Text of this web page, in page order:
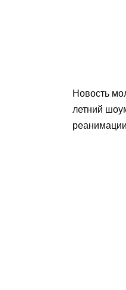
Новость
летний